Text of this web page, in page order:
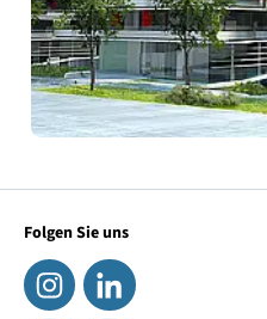
Folgen Sie uns